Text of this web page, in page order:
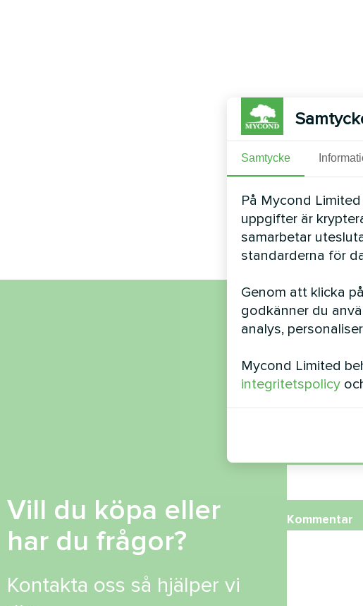
Vill du köpa eller
har du frågor?
Kontakta oss så hjälper vi
Kommentar
Samtycke
På Mycond
uppgifter är
samarbetar
standarderna för
Genom att klicka
godkänner du
analys,
Mycond Limited
integritetspolicy